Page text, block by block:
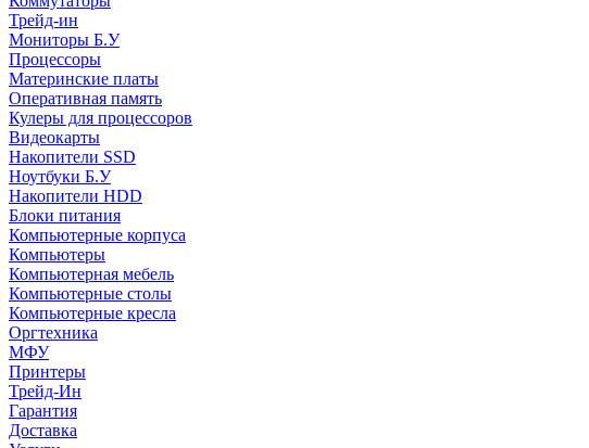
Трейд-ин
Мониторы Б.У
Процессоры
Материнские платы
Оперативная память
Кулеры для процессоров
Видеокарты
Накопители SSD
Ноутбуки Б.У
Накопители HDD
Блоки питания
Компьютерные корпуса
Компьютеры
Компьютерная мебель
Компьютерные столы
Компьютерные кресла
Оргтехника
МФУ
Принтеры
Трейд-Ин
Гарантия
Доставка